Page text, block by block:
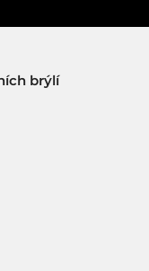
brýlí